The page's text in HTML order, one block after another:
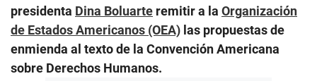
presidenta Dina Boluarte remitir a la Organización
de Estados Americanos (OEA) las propuestas de
enmienda al texto de la Convención Americana
sobre Derechos Humanos.